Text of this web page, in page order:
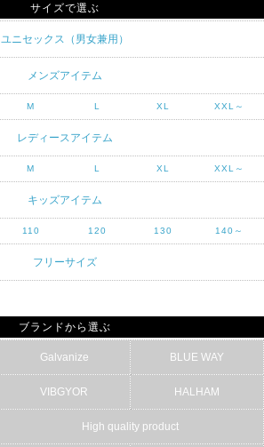
サイズで選ぶ
ユニセックス（男女兼用）
メンズアイテム
M L XL XXL～
レディースアイテム
M L XL XXL～
キッズアイテム
110 120 130 140～
フリーサイズ
ブランドから選ぶ
Galvanize BLUE WAY
VIBGYOR HALHAM
High quality product